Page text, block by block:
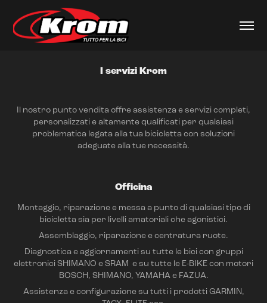
I servizi Krom
Il nostro punto vendita offre assistenza e servizi completi,
personalizzati e altamente qualificati per qualsiasi
problematica legata alla tua bicicletta con soluzioni
adeguate alla tue necessità.
Officina
Montaggio, riparazione e messa a punto di qualsiasi tipo di
bicicletta sia per livelli amatoriali che agonistici.
Assemblaggio, riparazione e centratura ruote.
Diagnostica e aggiornamenti su tutte le bici con gruppi
elettronici SHIMANO e SRAM e su tutte le E-BIKE con motori
BOSCH, SHIMANO, YAMAHA e FAZUA.
Assistenza e configurazione su tutti i prodotti GARMIN,